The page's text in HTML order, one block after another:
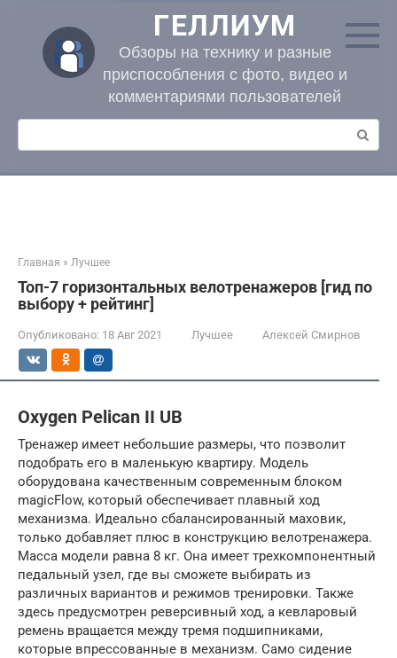
контенту
ГЕЛЛИУМ
Обзоры на технику и разные
приспособления с фото, видео и
комментариями пользователей
Поиск:
Главная » Лучшее
Топ-7 горизонтальных велотренажеров [гид по
выбору + рейтинг]
Опубликовано: 18 Авг 2021 Лучшее Алексей Смирнов
Oxygen Pelican II UB
Тренажер имеет небольшие размеры, что позволит
подобрать его в маленькую квартиру. Модель
оборудована качественным современным блоком
magicFlow, который обеспечивает плавный ход
механизма. Идеально сбалансированный маховик,
только добавляет плюс в конструкцию велотренажера.
Масса модели равна 8 кг. Она имеет трехкомпонентный
педальный узел, где вы сможете выбирать из
различных вариантов и режимов тренировки. Также
здесь предусмотрен реверсивный ход, а кевларовый
ремень вращается между тремя подшипниками,
которые впрессованные в механизм. Само сидение